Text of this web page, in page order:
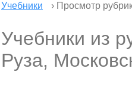
Учебники
› Просмотр
Учебники из
Руза,